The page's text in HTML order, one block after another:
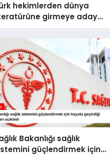
hekimlerden dünya
girmeye aday
tümörü ameliyatı
Bakanlığı sağlık
güçlendirmek için